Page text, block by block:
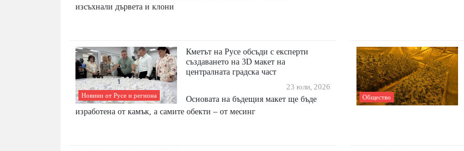
изсъхнали дървета и клони
Новини от Русе и региона
Кметът на Русе обсъди с експерти
създаването на 3D макет на
централната градска част
23 юли, 2026
Основата на бъдещия макет ще бъде
изработена от камък, а самите обекти – от месинг
Общество